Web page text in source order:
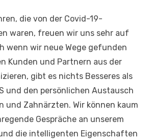
die von der Covid-19-
waren, freuen wir uns sehr auf
wenn wir neue Wege gefunden
Kunden und Partnern aus der
gibt es nichts Besseres als
und den persönlichen Austausch
und Zahnärzten. Wir können kaum
Gespräche an unserem
die intelligenten Eigenschaften